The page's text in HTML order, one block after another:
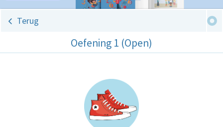
Terug
Oefening 1 (Open)